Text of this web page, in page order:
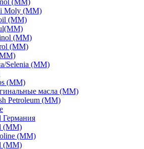
(ММ)
Moly (ММ)
(ММ)
(ММ)
(ММ)
Selenia (ММ)
(ММ)
масла (ММ)
Petroleum (ММ)
Германия
(ММ)
(ММ)
(ММ)